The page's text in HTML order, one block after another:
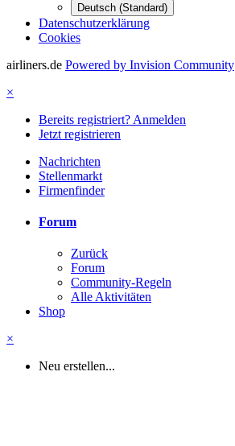
Deutsch (Standard)
Datenschutzerklärung
Cookies
airliners.de Powered by Invision Community
×
Bereits registriert? Anmelden
Jetzt registrieren
Nachrichten
Stellenmarkt
Firmenfinder
Forum
Zurück
Forum
Community-Regeln
Alle Aktivitäten
Shop
×
Neu erstellen...